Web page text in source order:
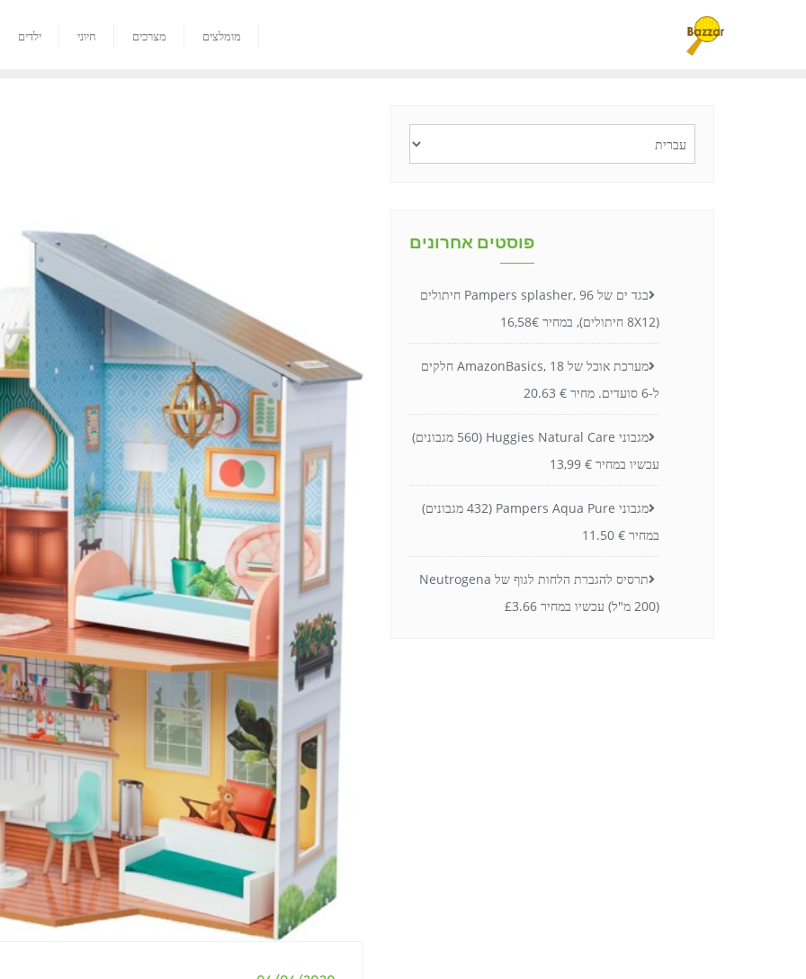
מומלצים מצרכים חיוני ילדים
פוסטים אחרונים
בגד ים של Pampers splasher, 96 חיתולים
(8X12 חיתולים), במחיר 16,58€
מערכת אוכל של AmazonBasics, 18 חלקים
ל-6 סועדים. מחיר € 20.63
מגבוני Huggies Natural Care (560 מגבונים)
עכשיו במחיר € 13,99
מגבוני Pampers Aqua Pure (432 מגבונים)
במחיר € 11.50
תרסיס להגברת הלחות לגוף של Neutrogena
(200 מ"ל) עכשיו במחיר £3.66